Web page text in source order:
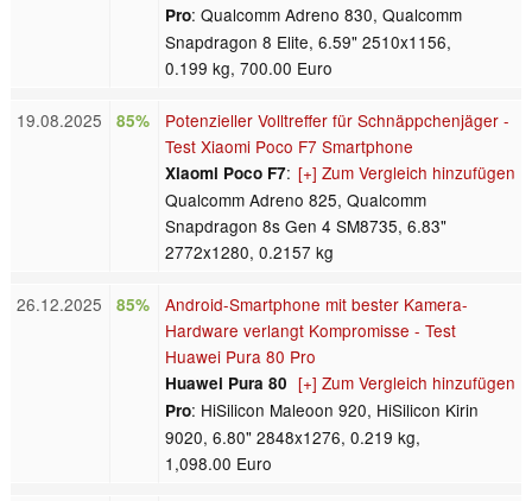
Pro: Qualcomm Adreno 830, Qualcomm
Snapdragon 8 Elite, 6.59" 2510x1156,
0.199 kg, 700.00 Euro
19.08.2025 85%
Potenzieller Volltreffer für Schnäppchenjäger -
Test Xiaomi Poco F7 Smartphone
[+] Zum Vergleich hinzufügen
Xiaomi Poco F7:
Qualcomm Adreno 825, Qualcomm
Snapdragon 8s Gen 4 SM8735, 6.83"
2772x1280, 0.2157 kg
26.12.2025 85%
Android-Smartphone mit bester Kamera-
Hardware verlangt Kompromisse - Test
Huawei Pura 80 Pro
[+] Zum Vergleich hinzufügen
Huawei Pura 80
Pro: HiSilicon Maleoon 920, HiSilicon Kirin
9020, 6.80" 2848x1276, 0.219 kg,
1,098.00 Euro